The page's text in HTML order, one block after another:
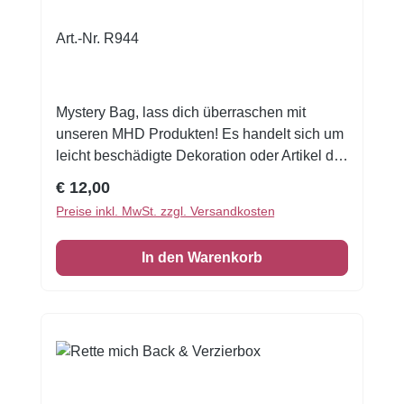
Art.-Nr. R944
Mystery Bag, lass dich überraschen mit
unseren MHD Produkten! Es handelt sich um
leicht beschädigte Dekoration oder Artikel die
voll gefüllt mit tollen Überraschungen mit
einem höheren Warenwert. 🎁 Lust auf eine
süße Überraschung? Mit unserem Mystery
Bag für Konditor:innen erhältst du eine
du leidenschaftliche Hobbybäcker:in bist oder
Regulärer Preis:
€ 12,00
Preise inkl. MwSt. zzgl. Versandkosten
In den Warenkorb